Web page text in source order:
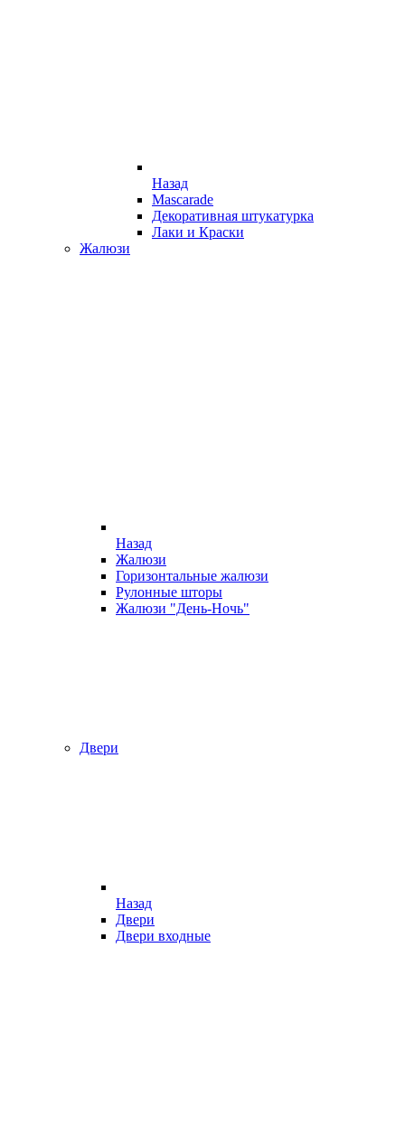
Назад
Mascarade
Декоративная штукатурка
Лаки и Краски
Жалюзи
Назад
Жалюзи
Горизонтальные жалюзи
Рулонные шторы
Жалюзи "День-Ночь"
Двери
Назад
Двери
Двери входные